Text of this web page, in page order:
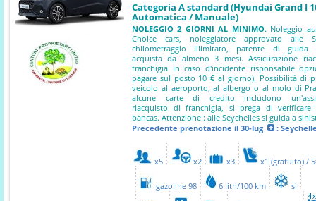
Categoria A standard (Hyundai Grand I
Automatica / Manuale)
NOLEGGIO 2 GIORNI AL MINIMO. Noleggio
Choice cars, noleggiatore approvato alle
chilometraggio illimitato, patente di guida
acquista da almeno 3 mesi. Assicurazione
franchigia in caso d'incidente risponsabile
pagare sul posto 10 € al giorno). Possibilità di
veicolo al aeroporto, al albergo o al molo di
alcune carte di credito includono
riacquisto di franchigia, si prega di verificare
bancas. Attenzione : alle Seychelles si guida a
Precedente prenotazione il 30-lug :
x5 x2 x3 x1 (gratuito) /
gazoline 98 6 litri/100 km sì